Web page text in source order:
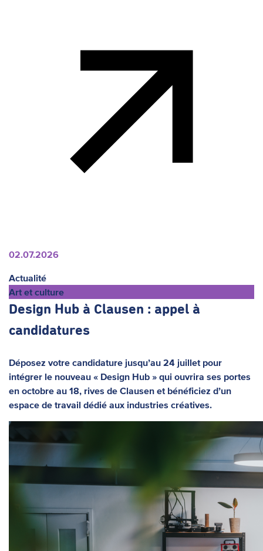
02.07.2026
Actualité
Art et culture
Design Hub à Clausen : appel à
candidatures
Déposez votre candidature jusqu’au 24 juillet pour
intégrer le nouveau « Design Hub » qui ouvrira ses portes
en octobre au 18, rives de Clausen et bénéficiez d’un
espace de travail dédié aux industries créatives.